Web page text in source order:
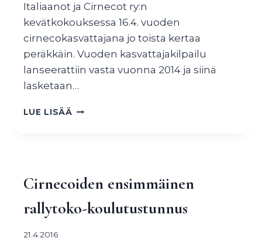
Italiaanot ja Cirnecot ry:n
kevätkokouksessa 16.4. vuoden
cirnecokasvattajana jo toista kertaa
peräkkäin. Vuoden kasvattajakilpailu
lanseerattiin vasta vuonna 2014 ja siinä
lasketaan…
LUE LISÄÄ IOSONO
VUODEN
KOIRAT
Cirnecoiden ensimmäinen
rallytoko-koulutustunnus
21.4.2016